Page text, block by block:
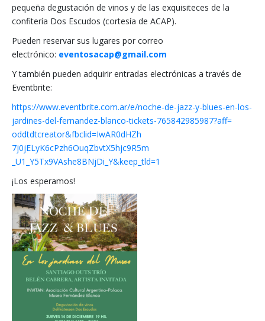
pequeña degustación de vinos y de las exquisiteces de la
confitería Dos Escudos (cortesía de ACAP).
Pueden reservar sus lugares por correo
electrónico: eventosacap@gmail.com
Y también pueden adquirir entradas electrónicas a través de
Eventbrite:
https://www.eventbrite.com.ar/e/noche-de-jazz-y-blues-en-los-
jardines-del-fernandez-blanco-tickets-765842985987?aff=
oddtdtcreator&fbclid=IwAR0dHZh
7j0jELyK6cPzh6OuqZbvtX5hjc9R5m
_U1_Y5Tx9VAshe8BNjDi_Y&keep_tld=1
¡Los esperamos!